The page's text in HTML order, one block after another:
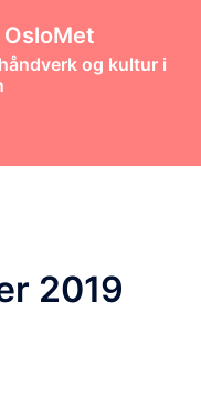
og kultur i
2019